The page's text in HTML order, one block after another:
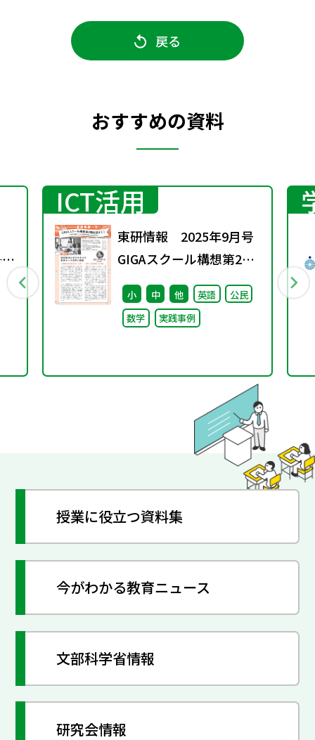
戻る
おすすめの資料
ICT活用
東研情報 2025年9月号
GIGAスクール構想第2期
を迎えて ①
小 中 他 英語
公民
数学
実践事例
授業に役立つ資料集
今がわかる教育ニュース
文部科学省情報
研究会情報